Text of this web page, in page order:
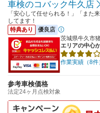
車検のコバック牛久店
「安心して任せられる！」「また
してます！
特典あり
優良店
茨城県牛久市
エリアの中心
作業実績（8件
参考車検価格
法定24ヶ月点検対象